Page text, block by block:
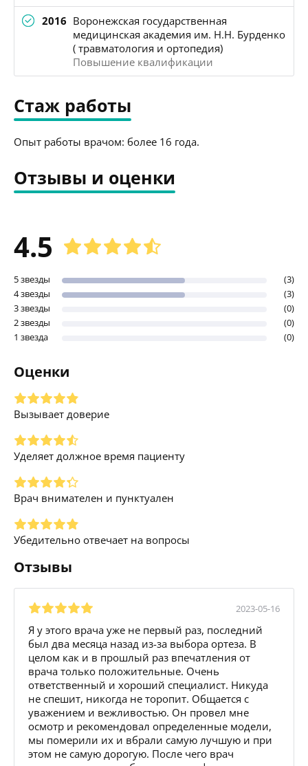
2016 Воронежская государственная
медицинская академия им. Н.Н. Бурденко
( травматология и ортопедия)
Повышение квалификации
Стаж работы
Опыт работы врачом: более 16 года.
Отзывы и оценки
4.5
5 звезды
(3)
4 звезды
(3)
3 звезды
(0)
2 звезды
(0)
1 звезда
(0)
Оценки
Вызывает доверие
Уделяет должное время пациенту
Врач внимателен и пунктуален
Убедительно отвечает на вопросы
Отзывы
2023-05-16
Я у этого врача уже не первый раз, последний
был два месяца назад из-за выбора ортеза. В
целом как и в прошлый раз впечатления от
врача только положительные. Очень
ответственный и хороший специалист. Никуда
не спешит, никогда не торопит. Общается с
уважением и вежливостью. Он провел мне
осмотр и рекомендовал определенные модели,
мы померили их и вбрали самую лучшую и при
этом не самую дорогую. После чего врач